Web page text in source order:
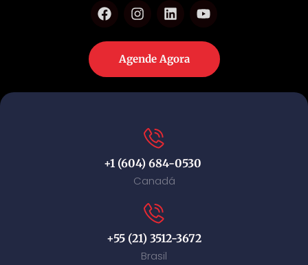
Agende Agora
+1 (604) 684-0530
Canadá
+55 (21) 3512-3672
Brasil